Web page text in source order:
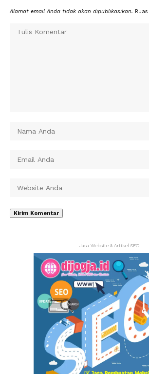
Alamat email Anda tidak akan dipublikasikan.
Jasa Website & Artikel SEO